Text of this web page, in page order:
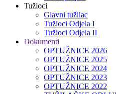
Tužioci
Glavni tužilac
Tužioci Odjela I
Tužioci Odjela II
Dokumenti
OPTUŽNICE 2026
OPTUŽNICE 2025
OPTUŽNICE 2024
OPTUŽNICE 2023
OPTUŽNICE 2022